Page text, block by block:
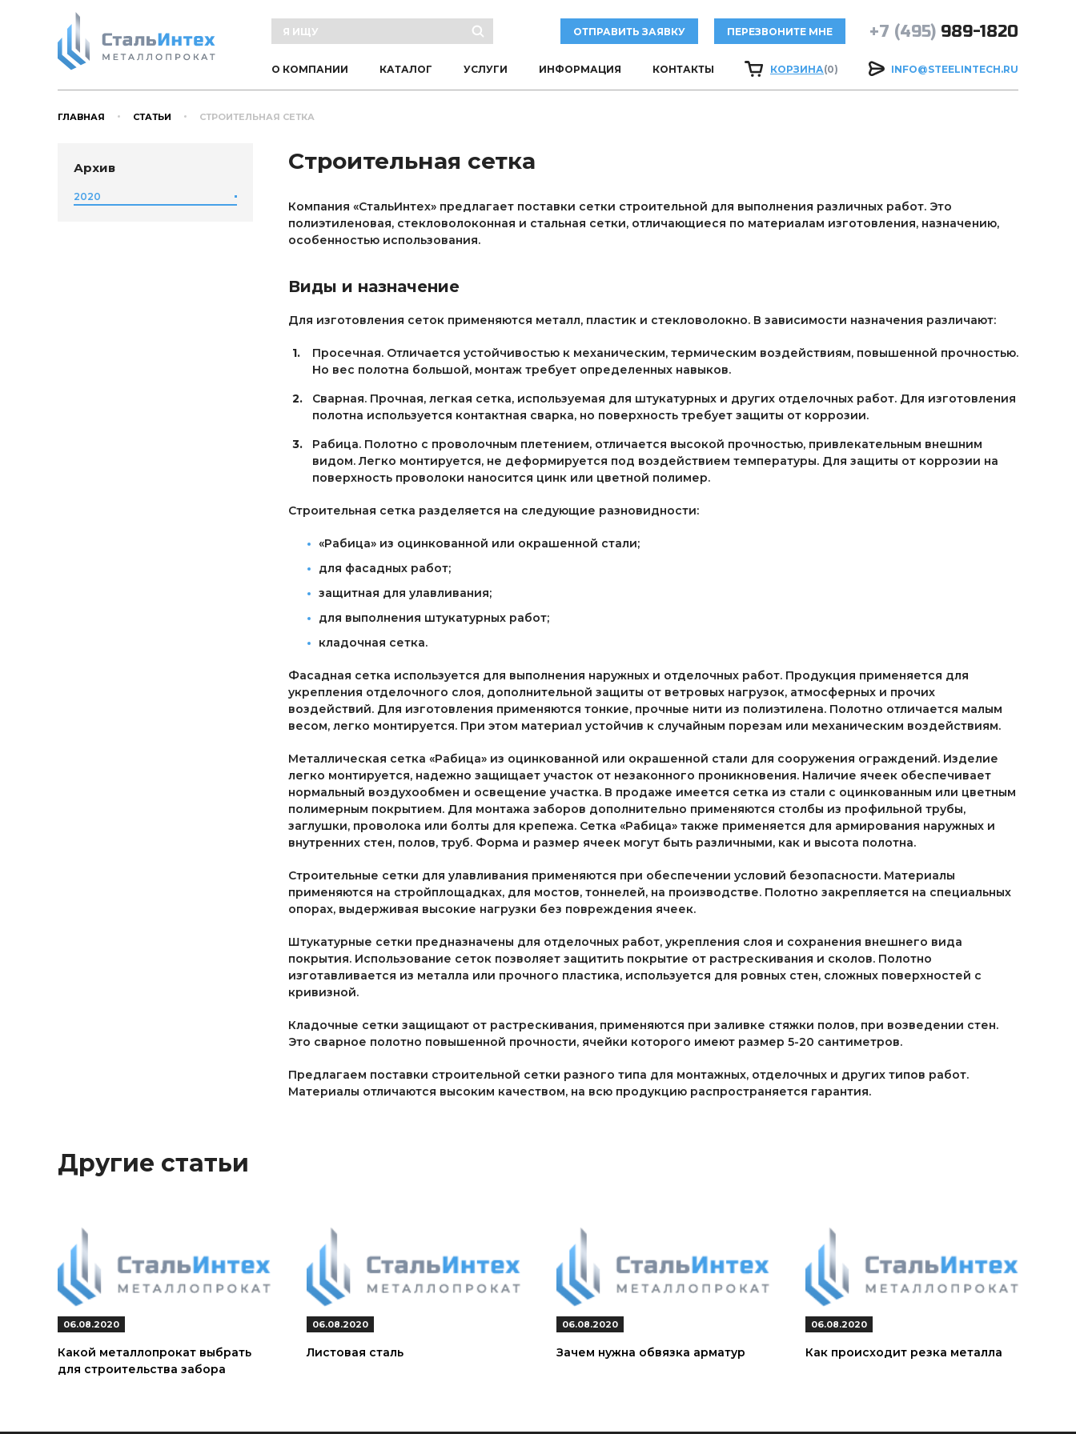
ОТПРАВИТЬ ЗАЯВКУ ПЕРЕЗВОНИТЕ МНЕ +7 (495) 989-1820
О КОМПАНИИ КАТАЛОГ УСЛУГИ ИНФОРМАЦИЯ КОНТАКТЫ КОРЗИНА(0) INFO@STEELINTECH.RU
ГЛАВНАЯ СТАТЬИ СТРОИТЕЛЬНАЯ СЕТКА
Архив
2020
Строительная сетка
Компания «СтальИнтех» предлагает поставки сетки строительной для выполнения различных работ. Это
полиэтиленовая, стекловолоконная и стальная сетки, отличающиеся по материалам изготовления, назначению,
особенностью использования.
Виды и назначение
Для изготовления сеток применяются металл, пластик и стекловолокно. В зависимости назначения различают:
Просечная. Отличается устойчивостью к механическим, термическим воздействиям, повышенной прочностью.
Но вес полотна большой, монтаж требует определенных навыков.
Сварная. Прочная, легкая сетка, используемая для штукатурных и других отделочных работ. Для изготовления
полотна используется контактная сварка, но поверхность требует защиты от коррозии.
Рабица. Полотно с проволочным плетением, отличается высокой прочностью, привлекательным внешним
видом. Легко монтируется, не деформируется под воздействием температуры. Для защиты от коррозии на
поверхность проволоки наносится цинк или цветной полимер.
Строительная сетка разделяется на следующие разновидности:
«Рабица» из оцинкованной или окрашенной стали;
для фасадных работ;
защитная для улавливания;
для выполнения штукатурных работ;
кладочная сетка.
Фасадная сетка используется для выполнения наружных и отделочных работ. Продукция применяется для
укрепления отделочного слоя, дополнительной защиты от ветровых нагрузок, атмосферных и прочих
воздействий. Для изготовления применяются тонкие, прочные нити из полиэтилена. Полотно отличается малым
весом, легко монтируется. При этом материал устойчив к случайным порезам или механическим воздействиям.
Металлическая сетка «Рабица» из оцинкованной или окрашенной стали для сооружения ограждений. Изделие
легко монтируется, надежно защищает участок от незаконного проникновения. Наличие ячеек обеспечивает
нормальный воздухообмен и освещение участка. В продаже имеется сетка из стали с оцинкованным или цветным
полимерным покрытием. Для монтажа заборов дополнительно применяются столбы из профильной трубы,
заглушки, проволока или болты для крепежа. Сетка «Рабица» также применяется для армирования наружных и
внутренних стен, полов, труб. Форма и размер ячеек могут быть различными, как и высота полотна.
Строительные сетки для улавливания применяются при обеспечении условий безопасности. Материалы
применяются на стройплощадках, для мостов, тоннелей, на производстве. Полотно закрепляется на специальных
опорах, выдерживая высокие нагрузки без повреждения ячеек.
Штукатурные сетки предназначены для отделочных работ, укрепления слоя и сохранения внешнего вида
покрытия. Использование сеток позволяет защитить покрытие от растрескивания и сколов. Полотно
изготавливается из металла или прочного пластика, используется для ровных стен, сложных поверхностей с
кривизной.
Кладочные сетки защищают от растрескивания, применяются при заливке стяжки полов, при возведении стен.
Это сварное полотно повышенной прочности, ячейки которого имеют размер 5-20 сантиметров.
Предлагаем поставки строительной сетки разного типа для монтажных, отделочных и других типов работ.
Материалы отличаются высоким качеством, на всю продукцию распространяется гарантия.
Другие статьи
06.08.2020
Какой металлопрокат выбрать
для строительства забора
06.08.2020
Листовая сталь
06.08.2020
Зачем нужна обвязка арматур
06.08.2020
Как происходит резка металла